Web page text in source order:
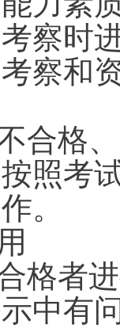
察时
察和
合格
照考
。
格者
中有